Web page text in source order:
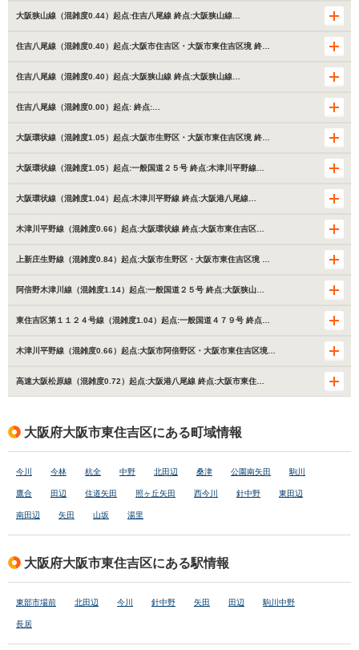
大阪狭山線（混雑度0.44）起点:住吉八尾線 終点:大阪狭山線…
住吉八尾線（混雑度0.40）起点:大阪市住吉区・大阪市東住吉区境 終…
住吉八尾線（混雑度0.40）起点:大阪狭山線 終点:大阪狭山線…
住吉八尾線（混雑度0.00）起点: 終点:…
大阪環状線（混雑度1.05）起点:大阪市生野区・大阪市東住吉区境 終…
大阪環状線（混雑度1.05）起点:一般国道２５号 終点:木津川平野線…
大阪環状線（混雑度1.04）起点:木津川平野線 終点:大阪港八尾線…
木津川平野線（混雑度0.66）起点:大阪環状線 終点:大阪市東住吉区…
上新庄生野線（混雑度0.84）起点:大阪市生野区・大阪市東住吉区境 …
阿倍野木津川線（混雑度1.14）起点:一般国道２５号 終点:大阪狭山…
東住吉区第１１２４号線（混雑度1.04）起点:一般国道４７９号 終点…
木津川平野線（混雑度0.66）起点:大阪市阿倍野区・大阪市東住吉区境…
高速大阪松原線（混雑度0.72）起点:大阪港八尾線 終点:大阪市東住…
大阪府大阪市東住吉区にある町域情報
今川 今林 杭全 中野 北田辺 桑津 公園南矢田 駒川
鷹合 田辺 住道矢田 照ヶ丘矢田 西今川 針中野 東田辺
南田辺 矢田 山坂 湯里
大阪府大阪市東住吉区にある駅情報
東部市場前 北田辺 今川 針中野 矢田 田辺 駒川中野
長居